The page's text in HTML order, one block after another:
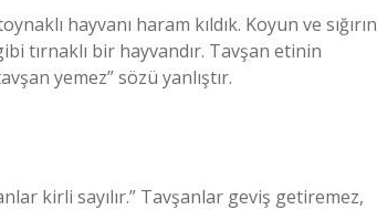
hayvanı haram kıldık. Koyun ve sığırın
tırnaklı bir hayvandır. Tavşan etinin
yemez” sözü yanlıştır.
kirli sayılır.” Tavşanlar geviş getiremez,